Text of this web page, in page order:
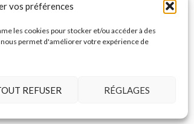
vos préférences
les cookies pour stocker et/ou accéder à des
permet d'améliorer votre expérience de
REFUSER RÉGLAGES